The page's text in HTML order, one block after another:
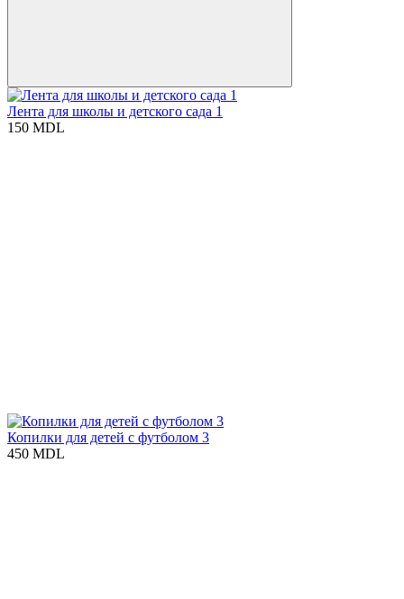
Лента для школы и детского сада 1
150 MDL
Копилки для детей с футболом 3
450 MDL